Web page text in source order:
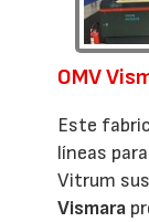
OMV
Este
líneas
Vitrum
Vismara